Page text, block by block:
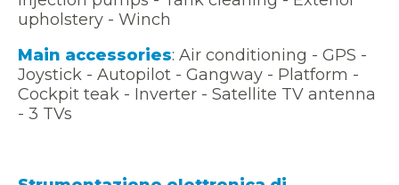
upholstery - Winch
Main accessories: Air conditioning - GPS -
Joystick - Autopilot - Gangway - Platform -
Cockpit teak - Inverter - Satellite TV antenna
- 3 TVs